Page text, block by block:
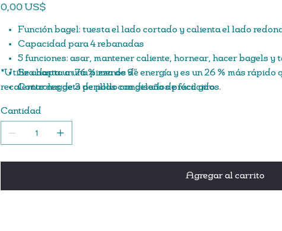
Precio
0,00 US$
Función bagel: tuesta el lado cortado y calienta el lado
Capacidad para 4 rebanadas
5 funciones: asar, mantener caliente, hornear, hacer bagels y
Se adapta a una pizza de 9″
Controles de 3 perillas con diseño de fácil giro
continuo.
La comodidad del segundo horno: ahorra tiempo y energía:
76 % menos de energía*
*Utiliza hasta un 76 % menos de energía y es un 26 % más rápido
recalentar nuggets de pollo congelados precocidos.
Cantidad
Agregar al carrito